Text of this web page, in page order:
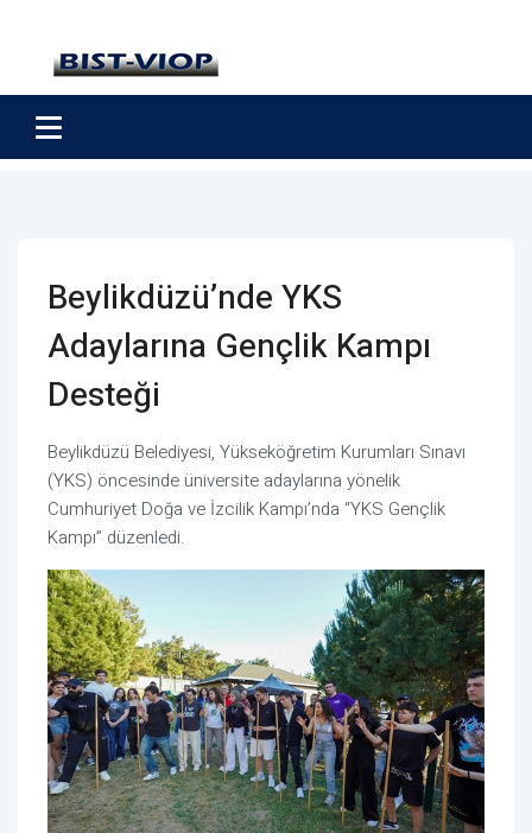
Beylikdüzü’nde YKS
Adaylarına Gençlik Kampı
Desteği
Beylikdüzü Belediyesi, Yükseköğretim Kurumları Sınavı
(YKS) öncesinde üniversite adaylarına yönelik
Cumhuriyet Doğa ve İzcilik Kampı’nda “YKS Gençlik
Kampı” düzenledi.